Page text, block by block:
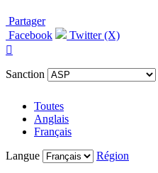
Partager
Facebook
Twitter (X)

Sanction
Toutes
Anglais
Français
Langue
Région